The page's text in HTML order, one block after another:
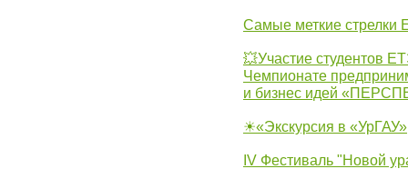
Самые меткие стрелки
💥Участие студентов
Чемпионате
и бизнес идей
☀«Экскурсия в «УрГАУ»
IV Фестиваль "Новой